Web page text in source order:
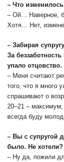
– Что
– Ой… Наверное,
Хотя… Нет,
– Забирая
За
упало отцовство.
– Меня считают
того, что я много
спрашивают о
20–21 –
всегда буду
– Вы с супругой
было. Не хотели?
– Ну да, пожили